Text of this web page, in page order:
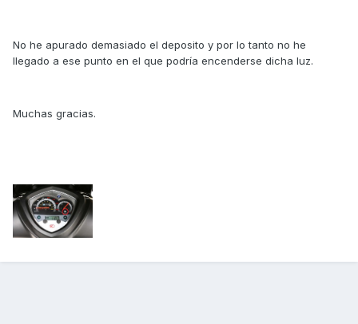
No he apurado demasiado el deposito y por lo tanto no he
llegado a ese punto en el que podría encenderse dicha luz.
Muchas gracias.